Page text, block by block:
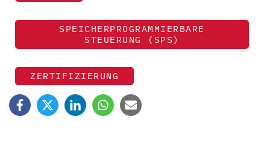
SPEICHERPROGRAMMIERBARE
STEUERUNG (SPS)
ZERTIFIZIERUNG